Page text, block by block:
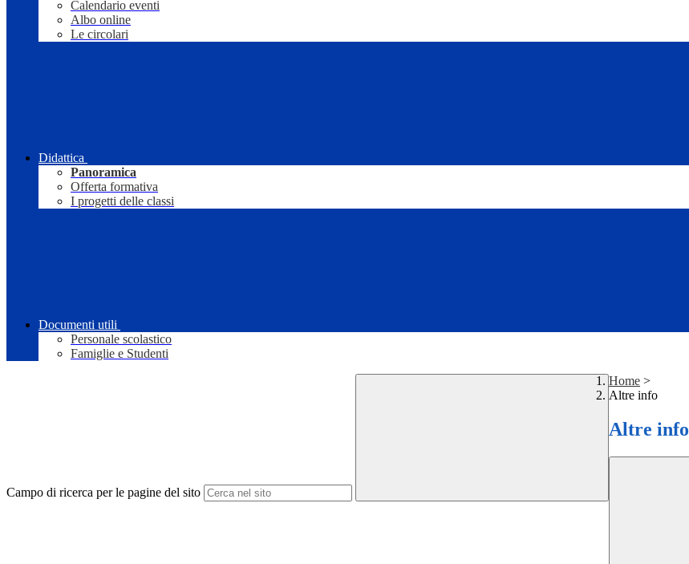
Calendario eventi
Albo online
Le circolari
Didattica
Panoramica
Offerta formativa
I progetti delle classi
Documenti utili
Personale scolastico
Famiglie e Studenti
Campo di ricerca per le pagine del sito
Home >
Altre info
Altre info